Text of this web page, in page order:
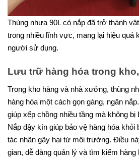
Thùng nhựa 90L có nắp đã trở thành
trong nhiều lĩnh vực, mang lại hiệu quả
người sử dụng.
Lưu trữ hàng hóa trong
Trong kho hàng và nhà xưởng, thùng
hàng hóa một cách gọn gàng, ngăn
giúp xếp chồng nhiều tầng mà không bị
Nắp đậy kín giúp bảo vệ hàng hóa
tác nhân gây hại từ môi trường. Điều
gian, dễ dàng quản lý và tìm kiếm hàng